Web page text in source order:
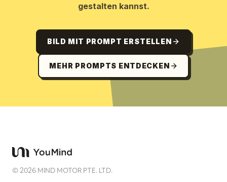
gestalten kannst.
BILD MIT PROMPT ERSTELLEN
MEHR PROMPTS ENTDECKEN
©2026 MIND MOTOR PTE. LTD.